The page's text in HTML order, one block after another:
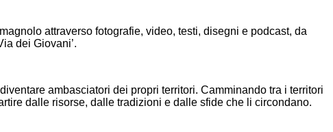
attraverso fotografie, video, testi, disegni e podcast, da
dei Giovani’.
ambasciatori dei propri territori. Camminando tra i territori
dalle risorse, dalle tradizioni e dalle sfide che li circondano.